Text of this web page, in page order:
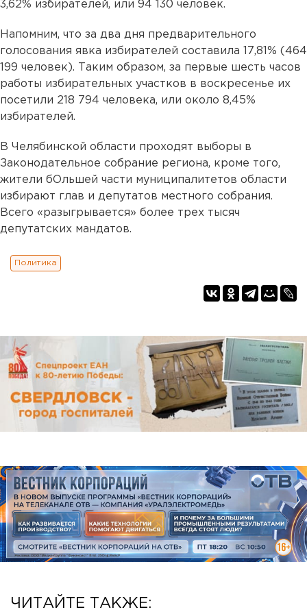
3,62% избирателей, или 94 130 человек.
Напомним, что за два дня предварительного
голосования явка избирателей составила 17,81% (464
199 человек). Таким образом, за первые шесть часов
работы избирательных участков в воскресенье их
посетили 218 794 человека, или около 8,45%
избирателей.
В Челябинской области проходят выборы в
Законодательное собрание региона, кроме того,
жители бОльшей части муниципалитетов области
избирают глав и депутатов местного собрания.
Всего «разыгрывается» более трех тысяч
депутатских мандатов.
Политика
ЧИТАЙТЕ ТАКЖЕ: